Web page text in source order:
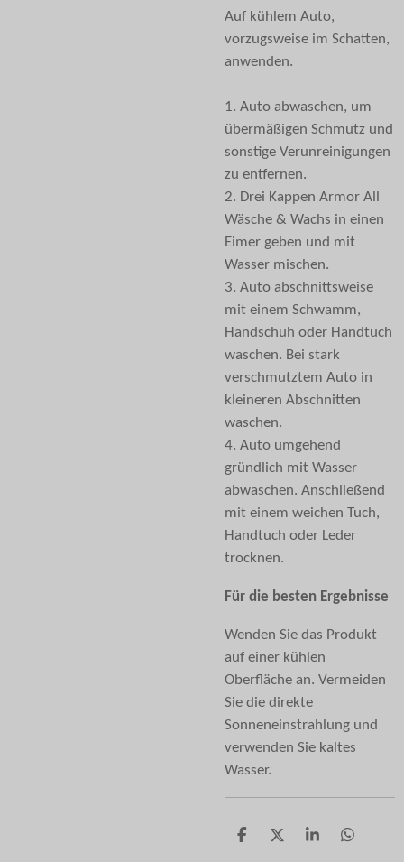
Auf kühlem Auto,
vorzugsweise im Schatten,
anwenden.
1. Auto abwaschen, um
übermäßigen Schmutz und
sonstige Verunreinigungen
zu entfernen.
2. Drei Kappen Armor All
Wäsche & Wachs in einen
Eimer geben und mit
Wasser mischen.
3. Auto abschnittsweise
mit einem Schwamm,
Handschuh oder Handtuch
waschen. Bei stark
verschmutztem Auto in
kleineren Abschnitten
waschen.
4. Auto umgehend
gründlich mit Wasser
abwaschen. Anschließend
mit einem weichen Tuch,
Handtuch oder Leder
trocknen.
Für die besten Ergebnisse
Wenden Sie das Produkt
auf einer kühlen
Oberfläche an. Vermeiden
Sie die direkte
Sonneneinstrahlung und
verwenden Sie kaltes
Wasser.
T
T
T
T